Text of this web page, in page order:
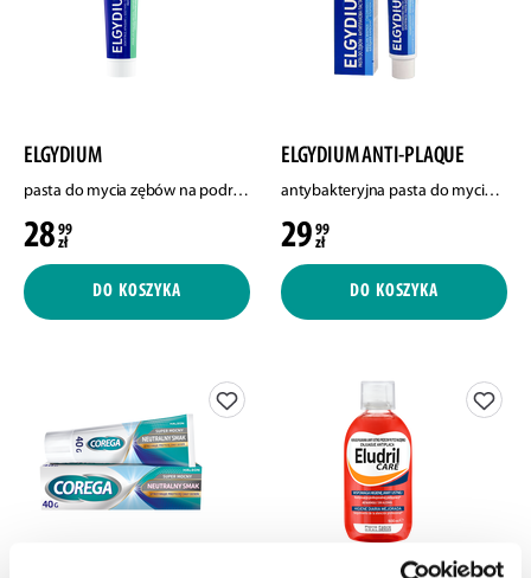
ELGYDIUM
pasta do mycia zębów na podrażnione dziąsła, 75 ml
28 99
zł
DO KOSZYKA
ELGYDIUM ANTI-PLAQUE
antybakteryjna pasta do mycia zębów, 75 ml
29 99
zł
DO KOSZYKA